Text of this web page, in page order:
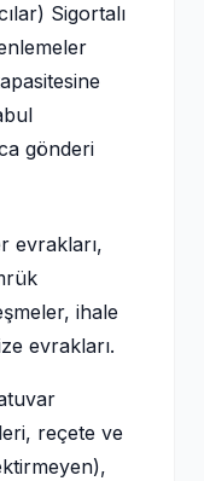
Sigortalı
gönderi
evrakları,
ihale
evrakları.
reçete ve